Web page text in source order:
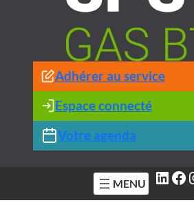
Adhérer au service
Espace connecté
Votre agenda